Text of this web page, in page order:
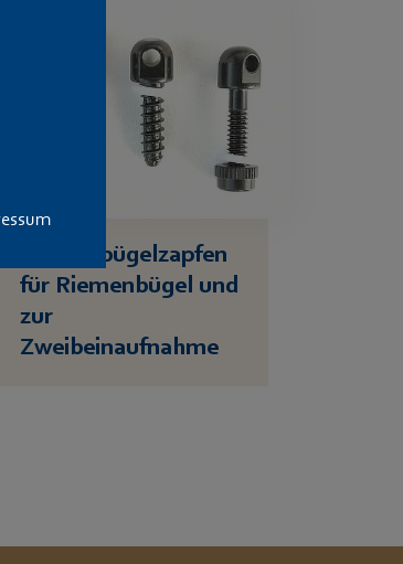
Riemenbügelzapfen
für Riemenbügel und
zur
Zweibeinaufnahme